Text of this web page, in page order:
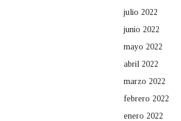
julio 2022
junio 2022
mayo 2022
abril 2022
marzo 2022
febrero 2022
enero 2022